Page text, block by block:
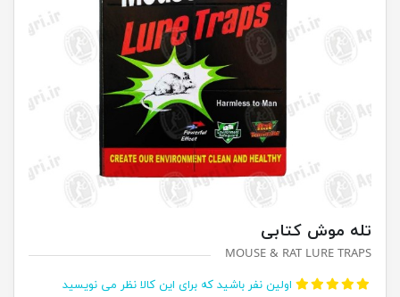
تله موش کتابی
MOUSE & RAT LURE TRAPS
اولین نفر باشید که برای این کالا نظر می نویسید